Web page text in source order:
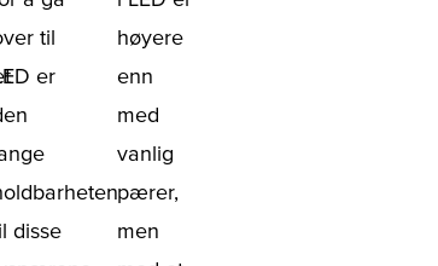
til
er
disse
høyere
enn
med
vanlig
pærer,
men